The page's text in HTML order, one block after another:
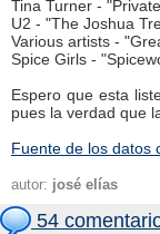
Tina Turner -
U2 - "The Joshua
Various artists -
Spice Girls -
Espero que esta
pues la verdad que
Fuente de los datos
autor: josé elías
54